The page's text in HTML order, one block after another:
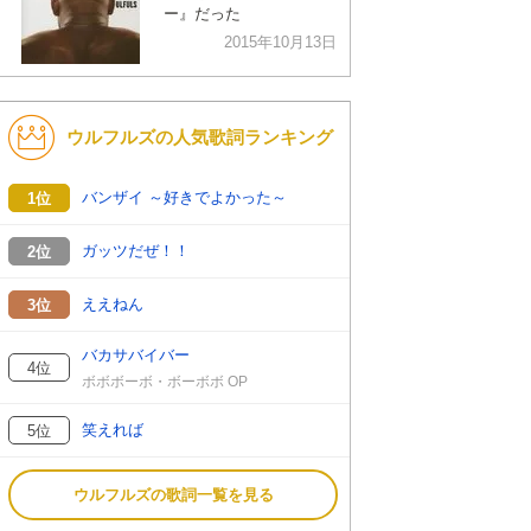
ー』だった
2015年10月13日
ウルフルズの人気歌詞ランキング
1位 バンザイ ～好きでよかった～
2位 ガッツだぜ！！
3位 ええねん
4位
バカサバイバー
ボボボーボ・ボーボボ OP
5位 笑えれば
ウルフルズの歌詞一覧を見る